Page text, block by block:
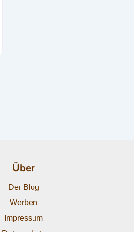
Über
Der Blog
Werben
Impressum